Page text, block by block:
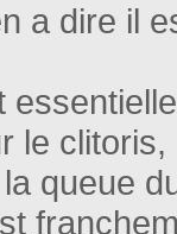
a dire il
le clitoris,
queue